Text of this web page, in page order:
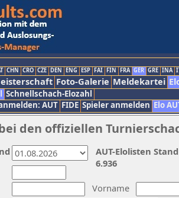
CHN CRO CZE DEN ENG ESP FAI FIN FRA GER GRE INA
Foto-Galerie Meldekartei
Schnellschach-Elozahl
AUT FIDE Spieler anmelden Elo
den offiziellen
Vorname
AUT-Elolisten
6.936